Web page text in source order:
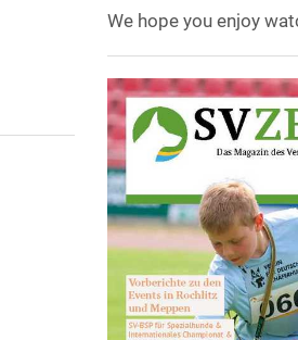
We hope you enjoy